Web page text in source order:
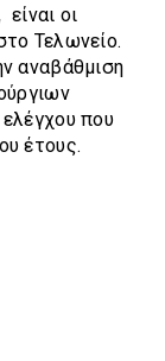
οι
Τελωνείο.
αναβάθμιση
που
έτους.